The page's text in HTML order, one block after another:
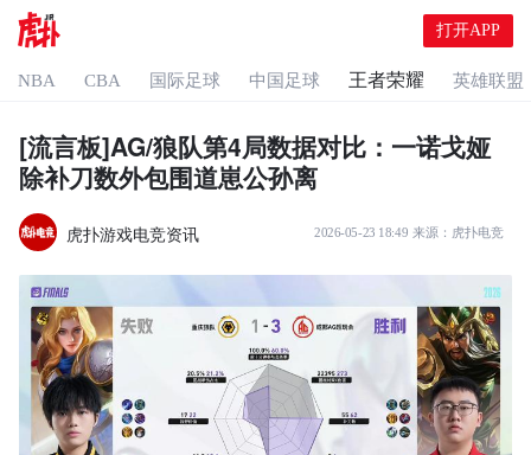
打开APP
NBA CBA 国际足球 中国足球 王者荣耀 英雄联盟
[流言板]AG/狼队第4局数据对比：一诺戈娅
除补刀数外包围道崽公孙离
虎扑游戏电竞资讯 2026-05-23 18:49 来源： 虎扑电竞